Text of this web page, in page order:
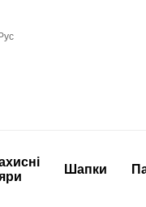
Рус
Шапки